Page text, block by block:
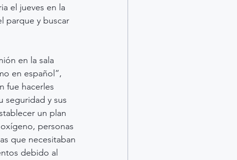
el jueves en la
parque y buscar
en la sala
en español”,
fue hacerles
seguridad y sus
un plan
personas
que necesitaban
debido al